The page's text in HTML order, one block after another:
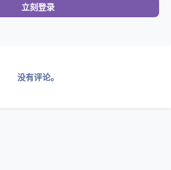
立刻登录
没有评论。